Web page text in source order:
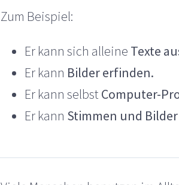
Zum Beispiel:
Er kann sich alleine Texte
Er kann Bilder erfinden.
Er kann selbstComputer-
Er kann Stimmen und